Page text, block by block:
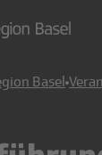
Basel